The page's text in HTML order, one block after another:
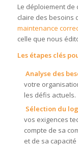
Le déploiement de
claire des besoins
maintenance
celle que nous
Les étapes clés
Analyse des
votre
les défis actuels.
Sélection du
vos exigences
compte de sa
et de sa